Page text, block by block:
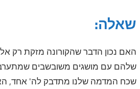
שאלה:
האם נכון הדבר שהקורונה מזקת רק
שלהם עם מושגים משובשבים
שכח המדמה שלנו מתדבק לה' אחד,